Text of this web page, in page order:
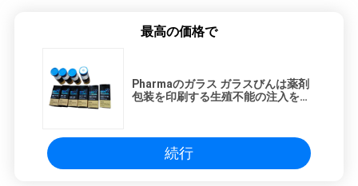
最高の価格で
Pharmaのガラス ガラスびんは薬剤
包装を印刷する生殖不能の注入を分
続行